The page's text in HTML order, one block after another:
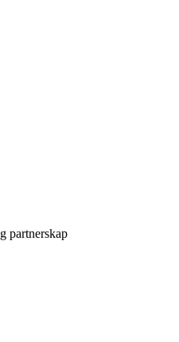
partnerskap